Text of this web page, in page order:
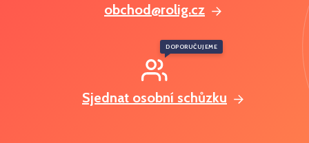
obchod@rolig.cz
Sjednat osobní schůzku
DOPORUČUJEME